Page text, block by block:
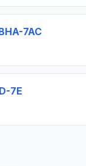
7AC
7E